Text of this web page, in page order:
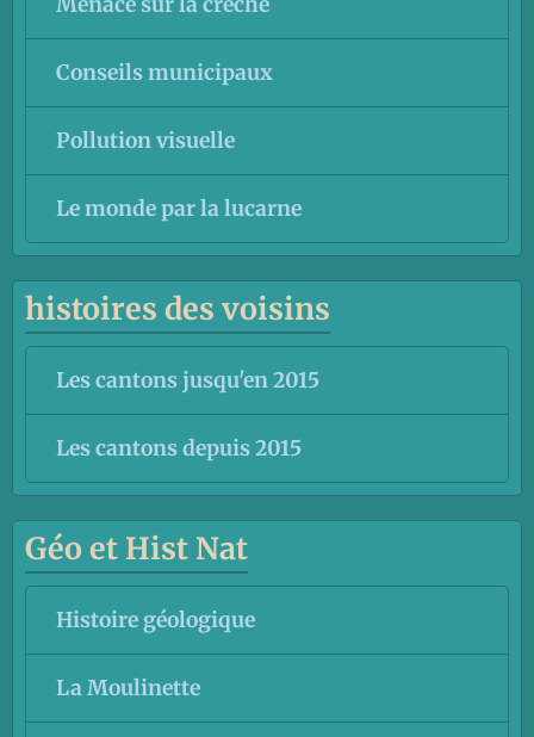
Conseils municipaux
Pollution visuelle
Le monde par la lucarne
histoires des voisins
Les cantons jusqu'en 2015
Les cantons depuis 2015
Géo et Hist Nat
Histoire géologique
La Moulinette